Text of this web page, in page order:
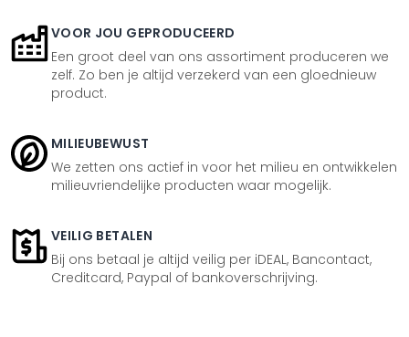
VOOR JOU GEPRODUCEERD
Een groot deel van ons assortiment produceren we
zelf. Zo ben je altijd verzekerd van een gloednieuw
product.
MILIEUBEWUST
We zetten ons actief in voor het milieu en ontwikkelen
milieuvriendelijke producten waar mogelijk.
VEILIG BETALEN
Bij ons betaal je altijd veilig per iDEAL, Bancontact,
Creditcard, Paypal of bankoverschrijving.